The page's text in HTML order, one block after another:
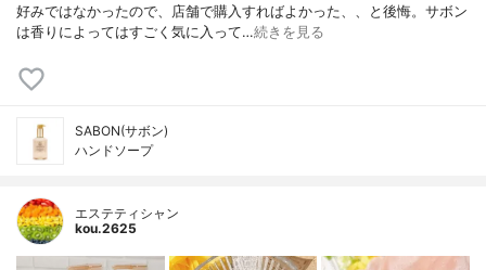
好みではなかったので、店舗で購入すればよかった、、と後悔。サボン
は香りによってはすごく気に入って…続きを見る
SABON(サボン)
ハンドソープ
エステティシャン
kou.2625